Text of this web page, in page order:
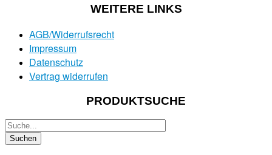
WEITERE LINKS
AGB/Widerrufsrecht
Impressum
Datenschutz
Vertrag widerrufen
PRODUKTSUCHE